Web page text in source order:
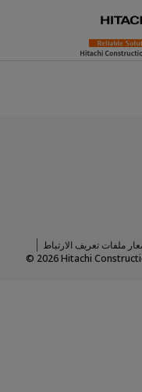
ملفات تعريف الارتباط
© 2026Hitachi